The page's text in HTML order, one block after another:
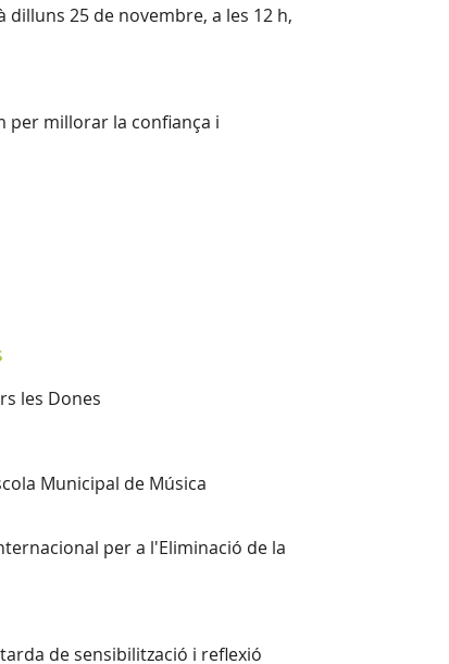
25 de novembre, a les 12 h,
per millorar la confiança i
les Dones
Municipal de Música
per a l'Eliminació de la
de sensibilització i reflexió